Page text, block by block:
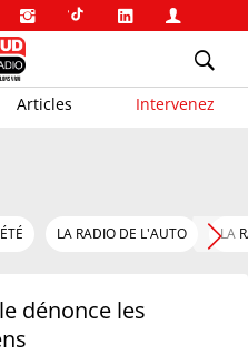
Articles Intervenez
LA RADIO DE L'AUTO LA
dénonce les